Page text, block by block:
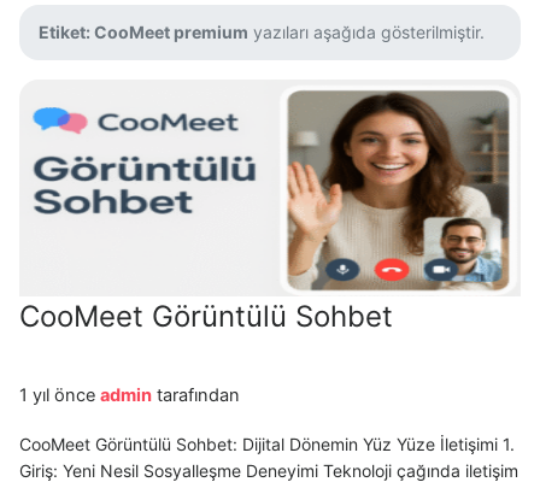
Etiket: CooMeet premium yazıları aşağıda gösterilmiştir.
CooMeet Görüntülü Sohbet
1 yıl önce admin tarafından
CooMeet Görüntülü Sohbet: Dijital Dönemin Yüz Yüze İletişimi 1.
Giriş: Yeni Nesil Sosyalleşme Deneyimi Teknoloji çağında iletişim